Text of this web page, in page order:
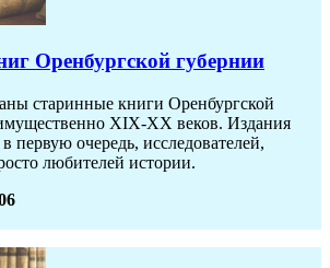
Оренбургской губернии
старинные книги Оренбургской
XIX-ХХ веков. Издания
первую очередь, исследователей,
любителей истории.